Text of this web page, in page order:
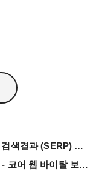
스키마 마크업 | 초심자 가이드 - 검색결과 (SERP) 에서 돋보이기
INP (Interaction to Next Paint) - 코어 웹 바이탈 보고서 따라잡기